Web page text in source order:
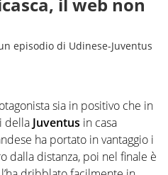
episodio di Udinese-Juventus
sia in positivo che in
della Juventus in casa
ha portato in vantaggio i
dalla distanza, poi nel finale è